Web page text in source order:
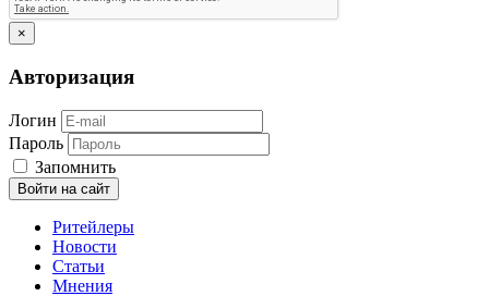
×
Авторизация
Логин
Пароль
Запомнить
Войти на сайт
Ритейлеры
Новости
Статьи
Мнения